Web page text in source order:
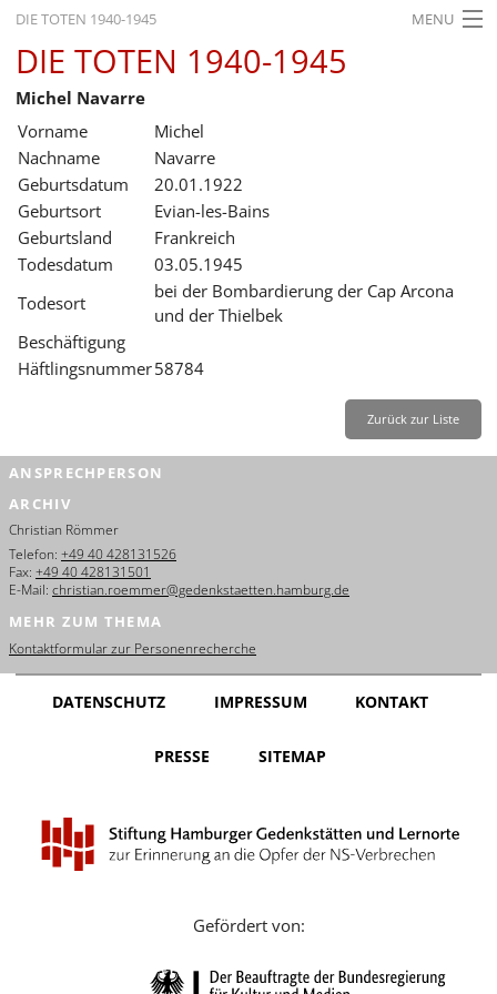
DIE TOTEN 1940-1945 MENU
STARTSEITE
AKTUELLES
AUSSTELLUNGEN
GESCHICHTE
BILDUNG
SERVICE
Deutsch Zurück
Deutsch
Français
Dansk
Español
Italiano
Português
Yкраїнський
Русский
Gebärdensprache
DIE TOTEN 1940-1945
Michel Navarre
Vorname
Michel
Nachname
Navarre
Geburtsdatum
20.01.1922
Geburtsort
Evian-les-Bains
Geburtsland
Frankreich
Todesdatum
03.05.1945
Todesort
bei der Bombardierung der Cap Arcona
und der Thielbek
Beschäftigung
Häftlingsnummer58784
Zurück zur Liste
ANSPRECHPERSON
ARCHIV
Christian Römmer
Telefon: +49 40 428131526
Fax: +49 40 428131501
E-Mail: christian.roemmer@gedenkstaetten.hamburg.de
MEHR ZUM THEMA
Kontaktformular zur Personenrecherche
DATENSCHUTZ IMPRESSUM KONTAKT
PRESSE SITEMAP
Gefördert von: